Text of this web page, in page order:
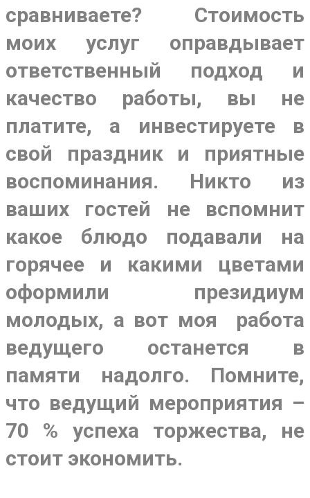
сравниваете? Стоимость
моих услуг оправдывает
ответственный подход и
качество работы, вы не
платите, а инвестируете в
свой праздник и приятные
воспоминания. Никто из
ваших гостей не вспомнит
какое блюдо подавали на
горячее и какими цветами
оформили президиум
молодых, а вот моя работа
ведущего останется в
памяти надолго. Помните,
что ведущий мероприятия –
70 % успеха торжества, не
стоит экономить.